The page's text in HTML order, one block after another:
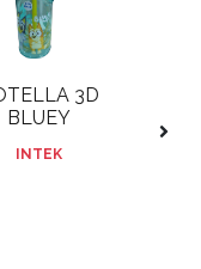
3D
BLUEY
INTEK